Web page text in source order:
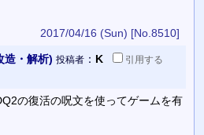
2017/04/16 (Sun) [No.8510]
造・解析) 投稿者： K 引用する
の復活の呪文を使ってゲームを有